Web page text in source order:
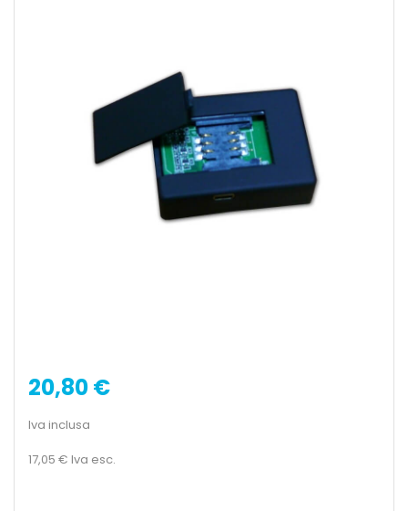
20,80 €
Iva inclusa
17,05 € Iva esc.